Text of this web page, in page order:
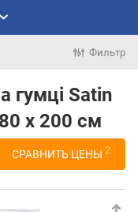
Фильтр
гумці Satin
х 200 см
СРАВНИТЬ ЦЕНЫ 2